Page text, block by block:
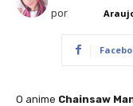
por
O anime Chainsaw